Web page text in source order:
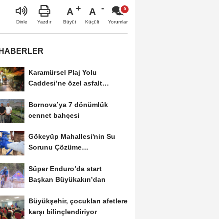
Dinle Yazdır
A
Büyüt
A
Küçült Yorumlar
Karamürsel Plaj Yolu
Caddesi’ne özel asfalt
Bornova’ya 7 dönümlük
cennet bahçesi
Gökeyüp Mahallesi'nin Su
Sorunu Çözüme
Süper Enduro’da start
Başkan Büyükakın’dan
Büyükşehir, çocukları afetlere
karşı bilinçlendiriyor